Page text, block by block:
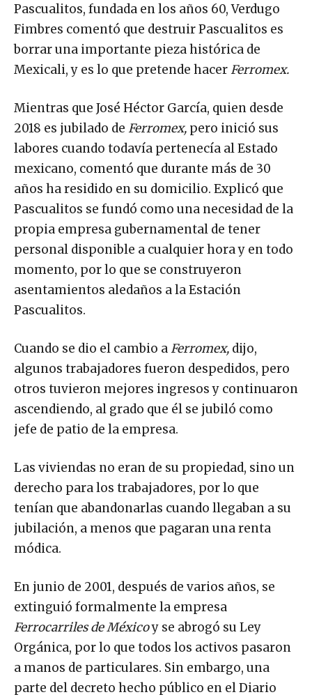
Pascualitos, fundada en los años 60, Verdugo
Fimbres comentó que destruir Pascualitos es
borrar una importante pieza histórica de
Mexicali, y es lo que pretende hacerFerromex.
Mientras que José Héctor García, quien desde
2018 es jubilado de Ferromex, pero inició sus
labores cuando todavía pertenecía al Estado
mexicano, comentó que durante más de 30
años ha residido en su domicilio. Explicó que
Pascualitos se fundó como una necesidad de la
propia empresa gubernamental de tener
personal disponible a cualquier hora y en todo
momento, por lo que se construyeron
asentamientos aledaños a la Estación
Pascualitos.
Cuando se dio el cambio aFerromex, dijo,
algunos trabajadores fueron despedidos, pero
otros tuvieron mejores ingresos y continuaron
ascendiendo, al grado que él se jubiló como
jefe de patio de la empresa.
Las viviendas no eran de su propiedad, sino un
derecho para los trabajadores, por lo que
tenían que abandonarlas cuando llegaban a su
jubilación, a menos que pagaran una renta
módica.
En junio de 2001, después de varios años, se
extinguió formalmente la empresa
Ferrocarriles de Méxicoy se abrogó su Ley
Orgánica, por lo que todos los activos pasaron
a manos de particulares. Sin embargo, una
parte del decreto hecho público en el Diario